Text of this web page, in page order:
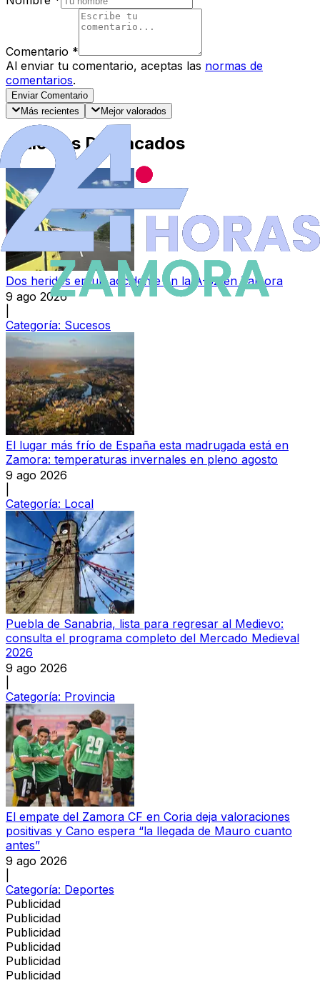
Comentario *
Al enviar tu comentario, aceptas las normas de
comentarios.
Enviar Comentario
Más recientes
Mejor valorados
Artículos Destacados
Dos heridos en un accidente en la A-52 en Zamora
9 ago 2026
Categoría: Sucesos
El lugar más frío de España esta madrugada está en
Zamora: temperaturas invernales en pleno agosto
9 ago 2026
Categoría: Local
Puebla de Sanabria, lista para regresar al Medievo:
consulta el programa completo del Mercado Medieval
2026
9 ago 2026
Categoría: Provincia
El empate del Zamora CF en Coria deja valoraciones
positivas y Cano espera “la llegada de Mauro cuanto
antes”
9 ago 2026
Categoría: Deportes
Publicidad
Publicidad
Publicidad
Publicidad
Publicidad
Publicidad